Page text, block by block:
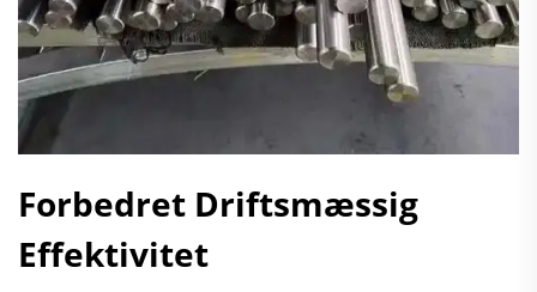
Forbedret Driftsmæssig
Effektivitet